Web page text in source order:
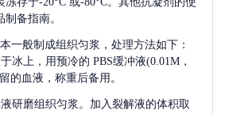
备指南。
一般制成组织匀浆，处理方法如下：
冰上，用预冷的 PBS缓冲液(0.01M，
的血液，称重后备用。
研磨组织匀浆。加入裂解液的体积取